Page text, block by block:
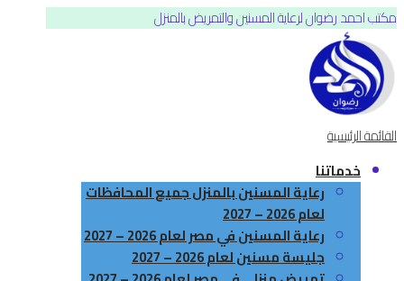
مكتب احمد رضوان لرعاية المسنين والتمريض بالمنزل
القائمة الرئيسية
خدماتنا
رعاية المسنين بالمنزل جميع المحافظات
لعام 2026 – 2027
رعاية المسنين في مصر لعام 2026 – 2027
جليسة مسنين لعام 2026 – 2027